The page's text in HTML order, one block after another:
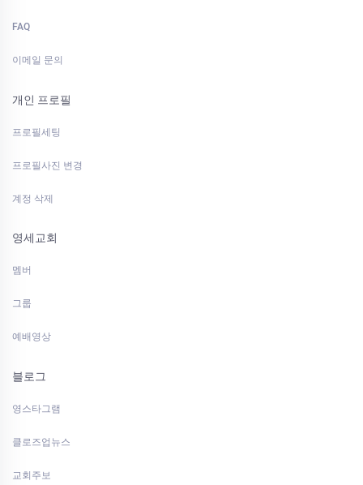
FAQ
이메일 문의
개인 프로필
프로필세팅
프로필사진 변경
계정 삭제
영세교회
멤버
그룹
예배영상
블로그
영스타그램
클로즈업뉴스
교회주보